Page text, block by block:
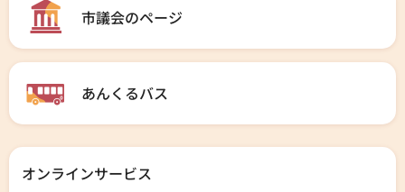
市議会のページ
あんくるバス
オンラインサービス